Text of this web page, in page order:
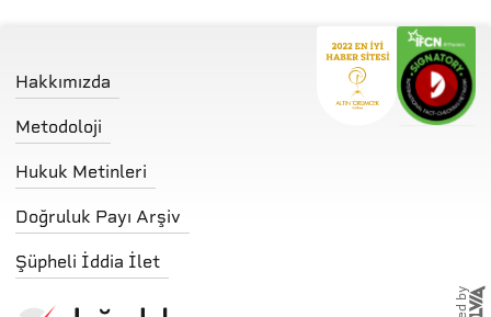
Hakkımızda
Metodoloji
Hukuk Metinleri
Doğruluk Payı Arşiv
Şüpheli İddia İlet